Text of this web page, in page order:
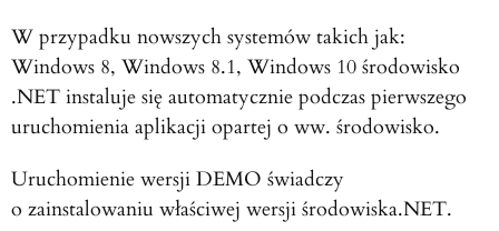
W przypadku nowszych systemów takich jak:
Windows 8, Windows 8.1, Windows 10 środowisko
.NET instaluje się automatycznie podczas pierwszego
uruchomienia aplikacji opartej o ww. środowisko.
Uruchomienie wersji DEMO świadczy
o zainstalowaniu właściwej wersji środowiska.NET.